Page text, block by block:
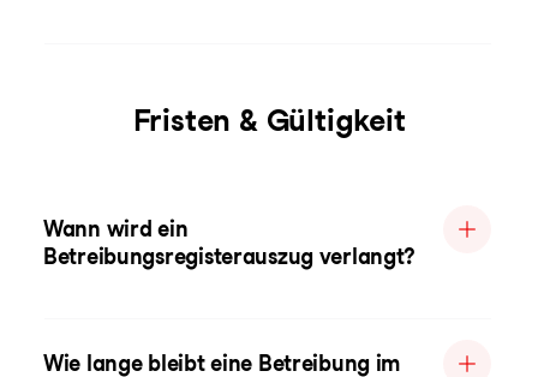
Fristen & Gültigkeit
Wann wird ein
Betreibungsregisterauszug verlangt?
Wie lange bleibt eine Betreibung im